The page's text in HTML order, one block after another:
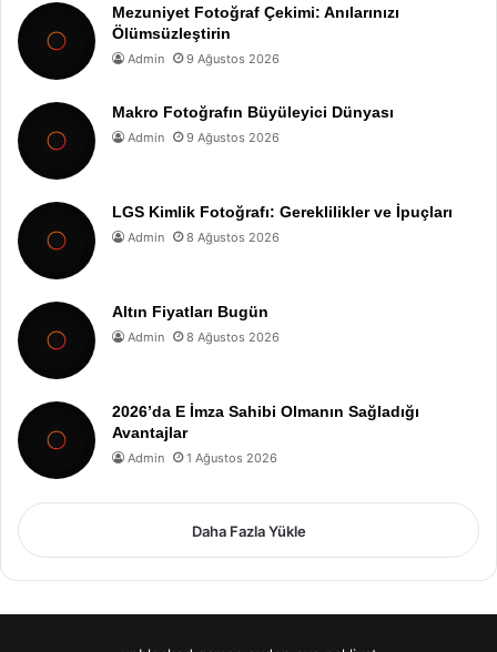
Mezuniyet Fotoğraf Çekimi: Anılarınızı
Ölümsüzleştirin
Admin 9 Ağustos 2026
Makro Fotoğrafın Büyüleyici Dünyası
Admin 9 Ağustos 2026
LGS Kimlik Fotoğrafı: Gereklilikler ve İpuçları
Admin 8 Ağustos 2026
Altın Fiyatları Bugün
Admin 8 Ağustos 2026
2026’da E İmza Sahibi Olmanın Sağladığı
Avantajlar
Admin 1 Ağustos 2026
Daha Fazla Yükle